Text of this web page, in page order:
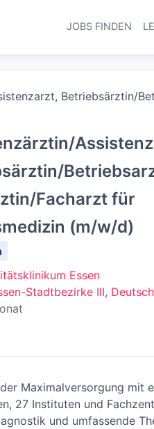
JOBS FINDEN
Betriebsärztin/
Facharzt für
(m/w/d)
Essen
Stadtbezirke III,
:
Maximalversorgung
27 Instituten und
und umfassende